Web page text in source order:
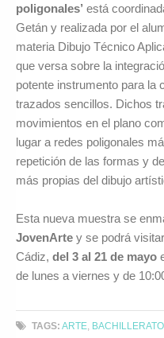
poligonales’ está
Getán y realizada por el
materia Dibujo Técnico
que versa sobre la
potente instrumento para la
trazados sencillos. Dichos
movimientos en el plano
lugar a redes poligonales
repetición de las formas y
más propias del dibujo
Esta nueva muestra se
JovenArte y se podrá
Cádiz, del 3 al 21 de mayo
de lunes a viernes y de
TAGS: ARTE BACHILLERATO